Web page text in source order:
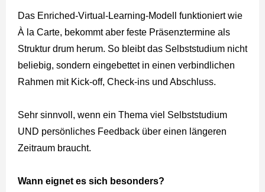
Das Enriched-Virtual-Learning-Modell funktioniert wie
À la Carte, bekommt aber feste Präsenztermine als
Struktur drum herum. So bleibt das Selbststudium nicht
beliebig, sondern eingebettet in einen verbindlichen
Rahmen mit Kick-off, Check-ins und Abschluss.
Sehr sinnvoll, wenn ein Thema viel Selbststudium
UND persönliches Feedback über einen längeren
Zeitraum braucht.
Wann eignet es sich besonders?